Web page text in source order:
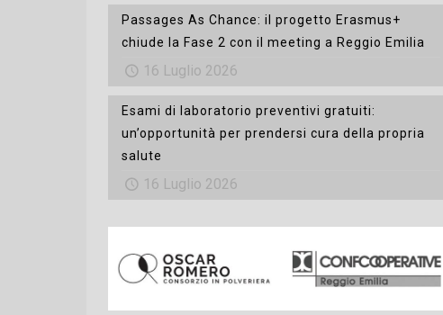
Passages As Chance: il progetto Erasmus+
chiude la Fase 2 con il meeting a Reggio Emilia
16 Luglio 2026
Esami di laboratorio preventivi gratuiti:
un’opportunità per prendersi cura della propria
salute
16 Luglio 2026